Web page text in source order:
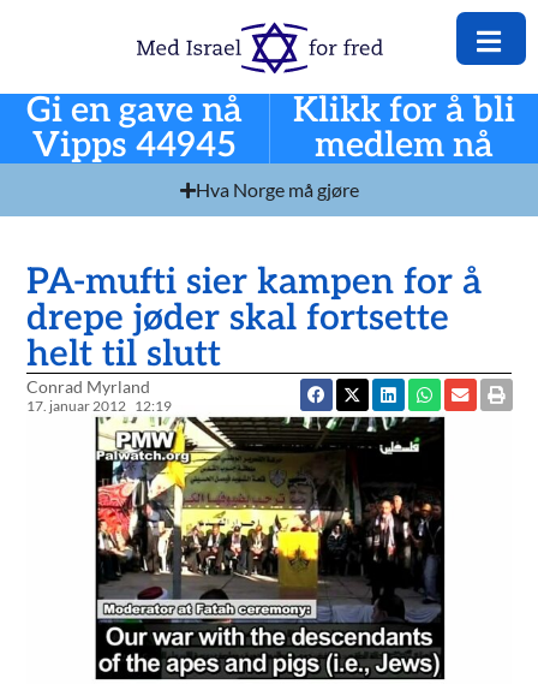
Gi en gave nå
Vipps 44945
Klikk for å bli
medlem nå
Hva Norge må gjøre
PA-mufti sier kampen for å
drepe jøder skal fortsette
helt til slutt
Conrad Myrland
17. januar 2012 12:19